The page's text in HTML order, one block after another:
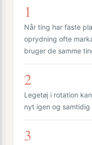
1
Når ting har faste
oprydning ofte
bruger de samme
2
Legetøj i rotation
nyt igen og samtidig
3